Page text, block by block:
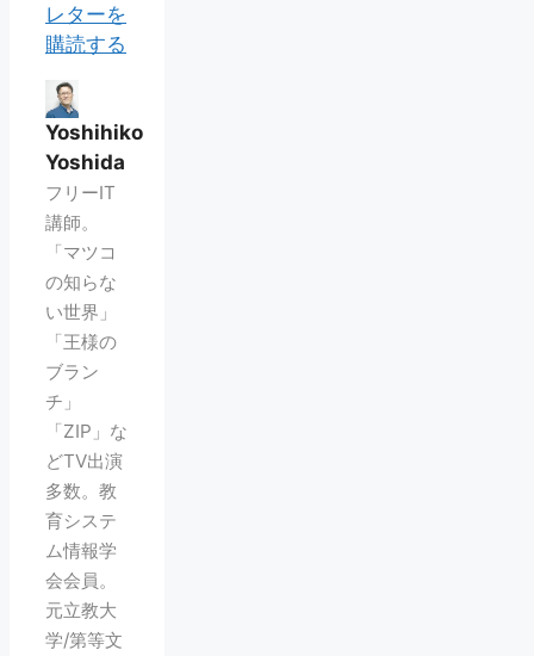
レターを
購読する
Yoshihiko
Yoshida
フリーIT
講師。
「マツコ
の知らな
い世界」
「王様の
ブラン
チ」
「ZIP」な
どTV出演
多数。教
育システ
ム情報学
会会員。
元立教大
学/第等文